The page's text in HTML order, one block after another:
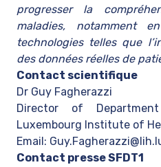
progresser la
maladies, notamment
technologies telles que
des données réelles de
Contact scientifique
Dr Guy Fagherazzi
Director of
Luxembourg Institute of
Email:
Contact presse SFDT1